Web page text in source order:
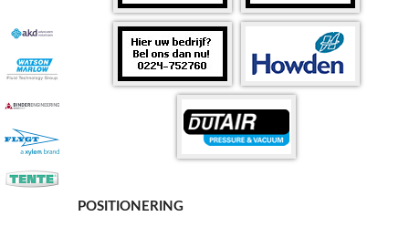
POSITIONERING